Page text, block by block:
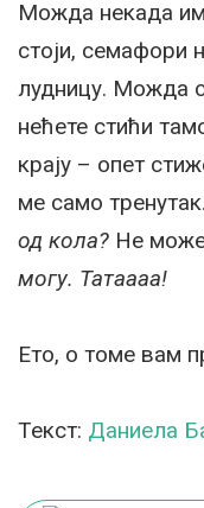
Можда некада
стоји, семафори
лудницу. Можда
нећете стићи
крају – опет
ме само
од кола? Не
могу. Татаааа!
Ето, о томе вам
Текст: Даниела